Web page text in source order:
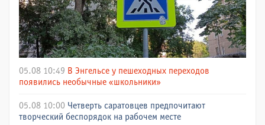
05.08 10:49 В Энгельсе у пешеходных переходов
появились необычные «школьники»
05.08 10:00 Четверть саратовцев предпочитают
творческий беспорядок на рабочем месте